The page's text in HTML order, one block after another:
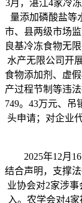
3月，湛江4家冷
量添加磷酸盐等
市、县两级市场
良基冷冻食物无
水产无限公司开
食物添加剂、虚
产过程节制等违
749。43万元、吊
头申请；对企业
2025年12月16
结合声明，支撑
业协会对2家涉
入。农学会对4